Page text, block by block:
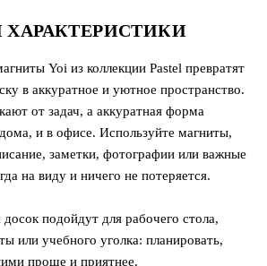
Yoi из коллекции Pastel превратят
в аккуратное и уютное пространство.
от задач, а аккуратная форма
и в офисе. Используйте магниты,
заметки, фотографии или важные
на виду и ничего не потеряется.
подойдут для рабочего стола,
или учебного уголка: планировать,
проще и приятнее.